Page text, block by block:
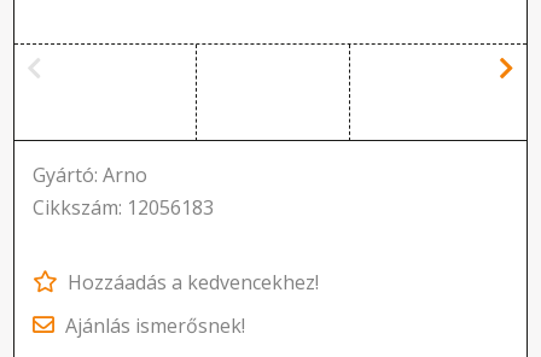
Gyártó: Arno
Cikkszám: 12056183
Hozzáadás a kedvencekhez!
Ajánlás ismerősnek!